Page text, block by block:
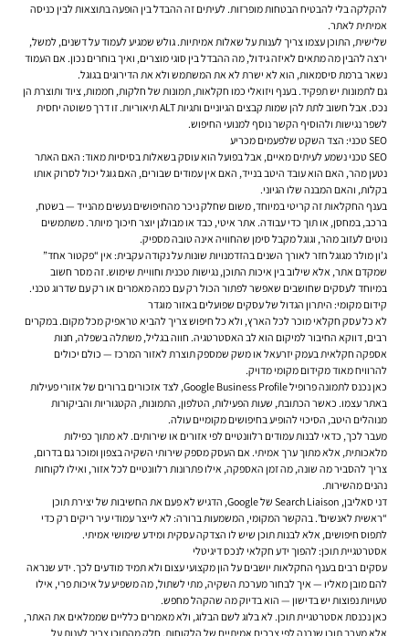
להקלקה בלי להבטיח הבטחות מופרזות. לעיתים זה ההבדל בין הופעה בתוצאות לבין כניסה
אמיתית לאתר.
שלישית, התוכן עצמו צריך לענות על שאלות אמיתיות. גולש שמגיע לעמוד על דשנים, למשל,
ירצה להבין מה מתאים לאיזה גידול, מה ההבדל בין סוגי מוצרים, ואיך בוחרים נכון. אם העמוד
נשאר ברמת סיסמאות, הוא לא ישרת לא את המשתמש ולא את הדירוגים בגוגל.
גם לתמונות יש תפקיד. בענף ויזואלי כמו חקלאות, תמונות של חלקות, חממות, ציוד ותוצרת הן
נכס. אבל חשוב לתת להן שמות קבצים הגיוניים ותגיות ALT תיאוריות. זו דרך פשוטה יחסית
לשפר נגישות ולהוסיף הקשר נוסף למנועי החיפוש.
SEO טכני: הצד השקט שלפעמים מכריע
SEO טכני
נשמע לעיתים מאיים, אבל בפועל הוא עוסק בשאלות בסיסיות מאוד: האם האתר
נטען מהר, האם הוא עובד היטב בנייד, האם אין עמודים שבורים, האם גוגל יכול לסרוק אותו
בקלות, והאם המבנה שלו הגיוני.
בענף החקלאות זה קריטי במיוחד, משום שחלק ניכר מהחיפושים נעשים מהנייד — בשטח,
ברכב, במחסן, או תוך כדי עבודה. אתר איטי, כבד או מבולגן יוצר חיכוך מיותר. משתמשים
נוטים לעזוב מהר, וגוגל מקבל סימן שהחוויה אינה טובה מספיק.
ג'ון מולר מגוגל חזר לאורך השנים בהזדמנויות שונות על נקודה עקבית: אין “פקטור אחד”
שמקדם אתר, אלא שילוב בין איכות התוכן, נגישות טכנית וחוויית שימוש. זה מסר חשוב
במיוחד לעסקים שחושבים שאפשר לפתור הכול רק עם כמה מאמרים או רק עם שדרוג טכני.
קידום מקומי: היתרון הגדול של עסקים שפועלים באזור מוגדר
לא כל עסק חקלאי מוכר לכל הארץ, ולא כל חיפוש צריך להביא טראפיק מכל מקום. במקרים
רבים, דווקא החיבור למיקום הוא לב האסטרטגיה. חווה בגליל, משתלה בשפלה, חנות
אספקה חקלאית בעמק יזרעאל או משק שמספק תוצרת לאזור המרכז — כולם יכולים
להרוויח מאוד מקידום מקומי מדויק.
כאן נכנס לתמונה פרופיל Google Business Profile, לצד אזכורים ברורים של אזורי פעילות
באתר עצמו. כאשר הכתובת, שעות הפעילות, הטלפון, התמונות, הקטגוריות והביקורות
מנוהלים היטב, הסיכוי להופיע בחיפושים מקומיים עולה.
מעבר לכך, כדאי לבנות עמודים רלוונטיים לפי אזורים או שירותים. לא מתוך כפילות
מלאכותית, אלא מתוך ערך אמיתי. אם העסק מספק שירותי השקיה בצפון ומוכר גם בדרום,
צריך להסביר מה שונה, מה זמן האספקה, אילו פתרונות רלוונטיים לכל אזור, ואילו לקוחות
נהנים מהשירות.
דני סאליבן, Search Liaison של Google, הדגיש לא פעם את החשיבות של יצירת תוכן
“ראשית לאנשים”. בהקשר המקומי, המשמעות ברורה: לא לייצר עמודי עיר ריקים רק כדי
לתפוס חיפושים, אלא לבנות תוכן שיש לו הצדקה עסקית ומידע שימושי אמיתי.
אסטרטגיית תוכן: להפוך ידע חקלאי לנכס דיגיטלי
עסקים רבים בענף החקלאות יושבים על הון מקצועי עצום ולא תמיד מודעים לכך. ידע שנראה
להם מובן מאליו — איך לבחור מערכת השקיה, מתי לשתול, מה משפיע על איכות פרי, אילו
טעויות נפוצות יש בדישון — הוא בדיוק מה שהקהל מחפש.
כאן נכנסת אסטרטגיית תוכן. לא בלוג לשם הבלוג, ולא מאמרים כלליים שממלאים את האתר,
אלא מערך תוכן שנבנה לפי צרכים אמיתיים של הלקוחות. חלק מהתוכן צריך לענות על